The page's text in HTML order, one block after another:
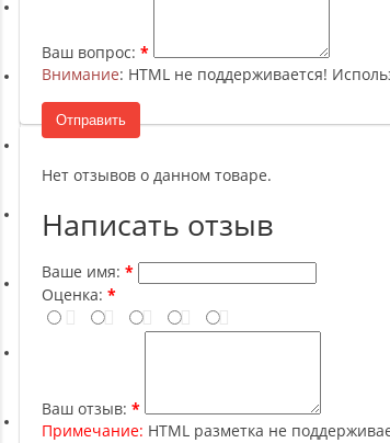
Волейбол
Системы хранения
Футбол и гандбол
Новинки
Ваш вопрос:
Внимание: HTML не поддерживается!
Отправить
Нет отзывов о данном товаре.
Написать отзыв
Ваше имя:
Оценка:
Ваш отзыв:
Примечание: HTML разметка не